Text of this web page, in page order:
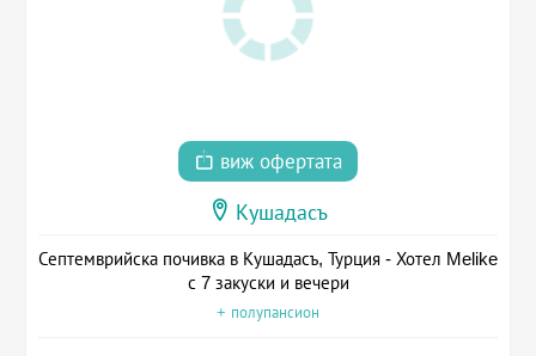
виж офертата
Кушадасъ
Септемврийска почивка в Кушадасъ, Турция - Хотел Melike
с 7 закуски и вечери
+ полупансион